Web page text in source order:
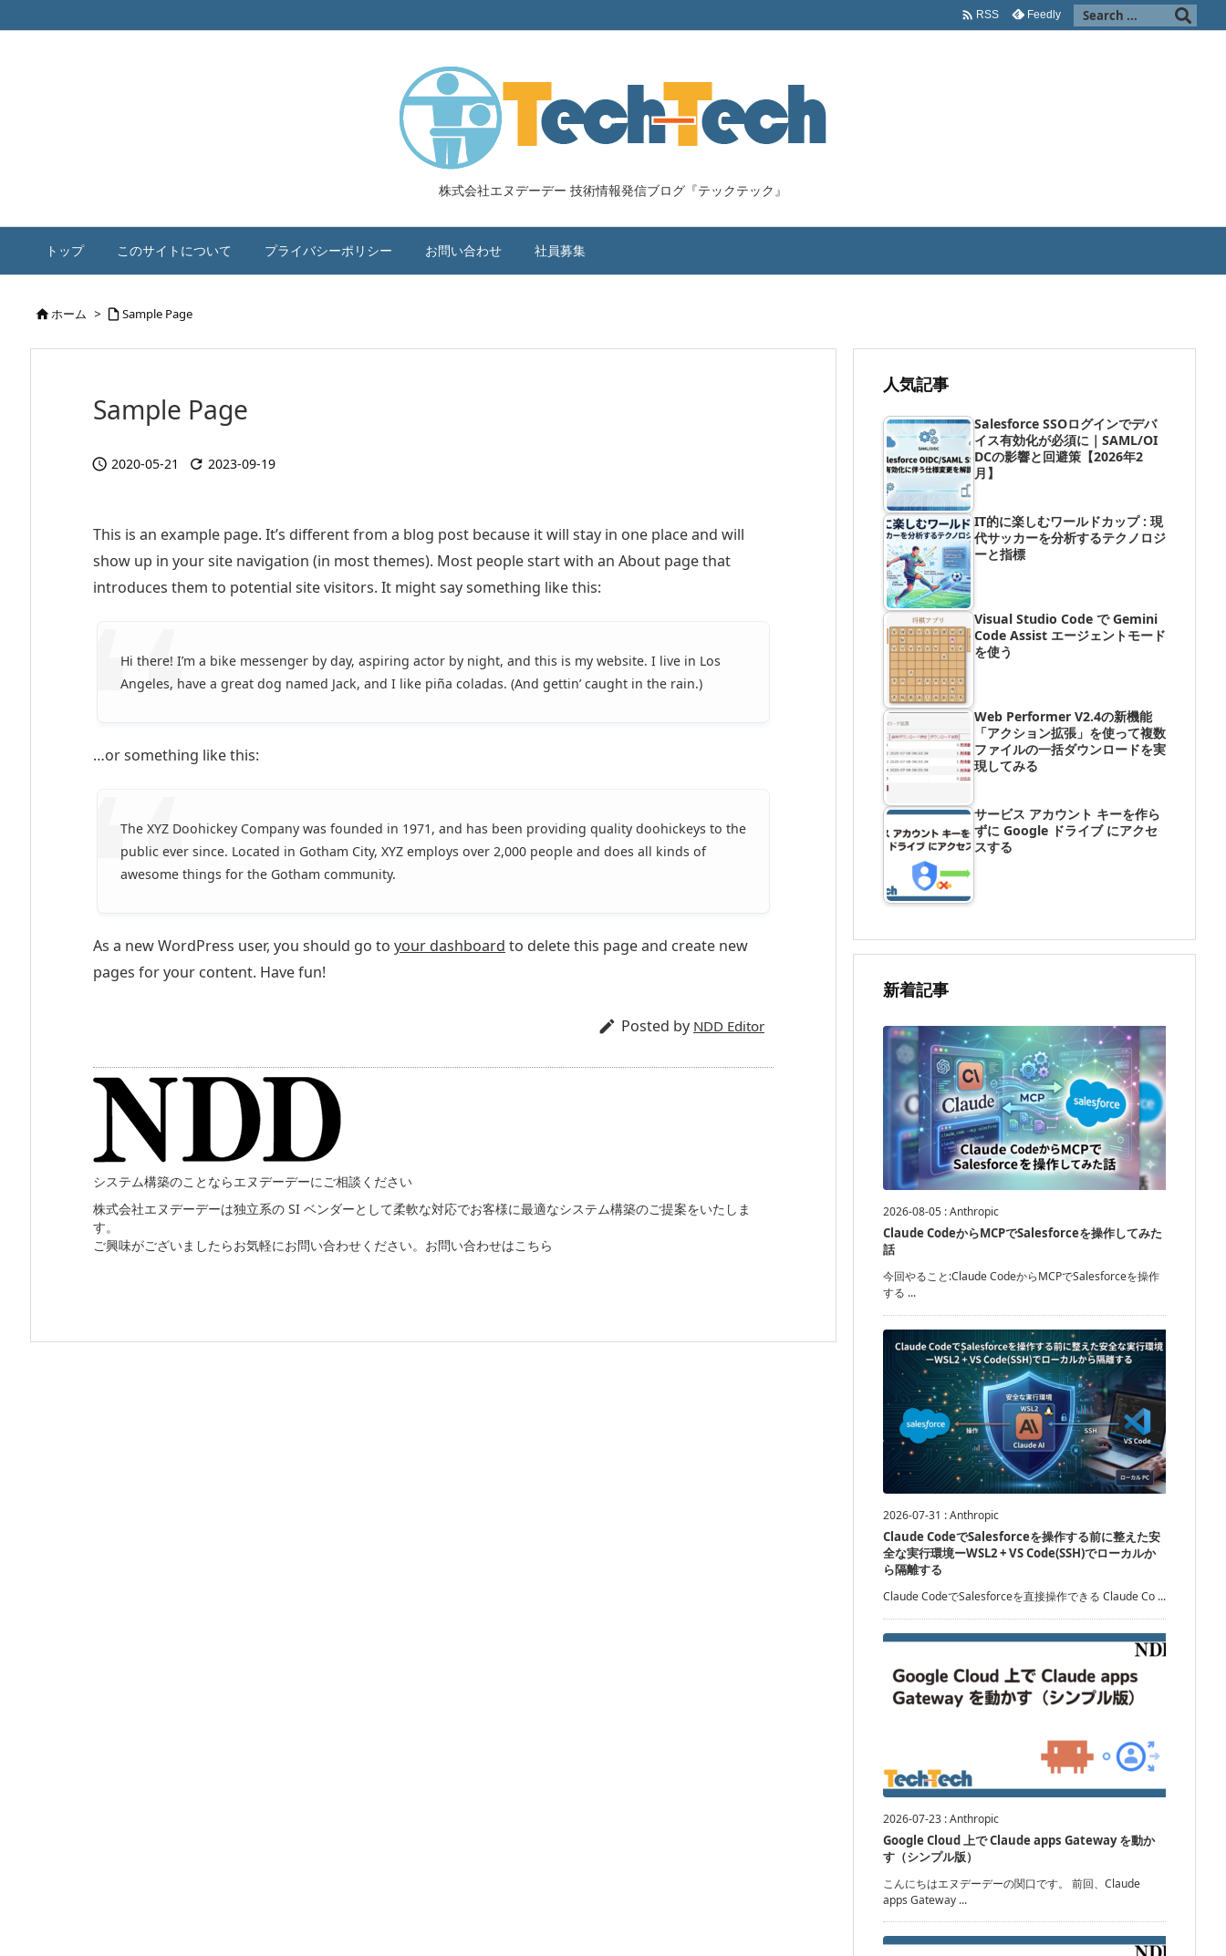
株式会社エヌデーデー 技術情報発信ブログ『テックテック』
トップ このサイトについて プライバシーポリシー お問い合わせ 社員募集
 RSS Feedly
ホーム > Sample Page
Sample Page
 2020-05-21  2023-09-19
This is an example page. It’s different from a blog post because it will stay in one place and will
show up in your site navigation (in most themes). Most people start with an About page that
introduces them to potential site visitors. It might say something like this:
Hi there! I’m a bike messenger by day, aspiring actor by night, and this is my website. I live in Los
Angeles, have a great dog named Jack, and I like piña coladas. (And gettin’ caught in the rain.)
…or something like this:
The XYZ Doohickey Company was founded in 1971, and has been providing quality doohickeys to the
public ever since. Located in Gotham City, XYZ employs over 2,000 people and does all kinds of
awesome things for the Gotham community.
As a new WordPress user, you should go to your dashboard to delete this page and create new
pages for your content. Have fun!
 Posted by NDD Editor
システム構築のことならエヌデーデーにご相談ください
株式会社エヌデーデーは独立系の SI ベンダーとして柔軟な対応でお客様に最適なシステム構築のご提案をいたしま
す。
ご興味がございましたらお気軽にお問い合わせください。 お問い合わせはこちら
人気記事
Salesforce SSOログインでデバ
イス有効化が必須に｜SAML/OI
DCの影響と回避策【2026年2
月】
IT的に楽しむワールドカップ : 現
代サッカーを分析するテクノロジ
ーと指標
Visual Studio Code で Gemini
Code Assist エージェントモード
を使う
Web Performer V2.4の新機能
「アクション拡張」を使って複数
ファイルの一括ダウンロードを実
現してみる
サービス アカウント キーを作ら
ずに Google ドライブ にアクセ
スする
新着記事
2026-08-05 :Anthropic
Claude CodeからMCPでSalesforceを操作してみた
話
今回やること:Claude CodeからMCPでSalesforceを操作
する ...
2026-07-31 :Anthropic
Claude CodeでSalesforceを操作する前に整えた安
全な実行環境ーWSL2 + VS Code(SSH)でローカルか
ら隔離する
Claude CodeでSalesforceを直接操作できる Claude Co ...
2026-07-23 :Anthropic
Google Cloud 上で Claude apps Gateway を動か
す（シンプル版）
こんにちはエヌデーデーの関口です。 前回、Claude
apps Gateway ...